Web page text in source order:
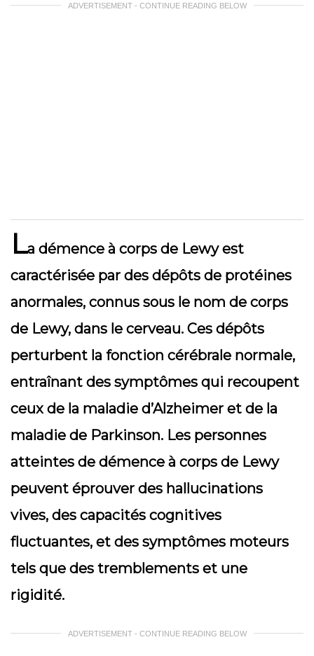
ADVERTISEMENT - CONTINUE READING BELOW
La démence à corps de Lewy est
caractérisée par des dépôts de protéines
anormales, connus sous le nom de corps
de Lewy, dans le cerveau. Ces dépôts
perturbent la fonction cérébrale normale,
entraînant des symptômes qui recoupent
ceux de la maladie d’Alzheimer et de la
maladie de Parkinson. Les personnes
atteintes de démence à corps de Lewy
peuvent éprouver des hallucinations
vives, des capacités cognitives
fluctuantes, et des symptômes moteurs
tels que des tremblements et une
rigidité.
ADVERTISEMENT - CONTINUE READING BELOW